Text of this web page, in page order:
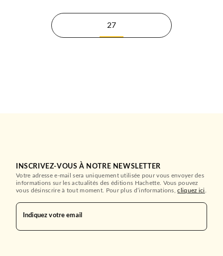
27
INSCRIVEZ-VOUS À NOTRE NEWSLETTER
Votre adresse e-mail sera uniquement utilisée pour vous envoyer des
informations sur les actualités des éditions Hachette. Vous pouvez
vous désinscrire à tout moment. Pour plus d’informations,cliquez ici
Indiquez votre email